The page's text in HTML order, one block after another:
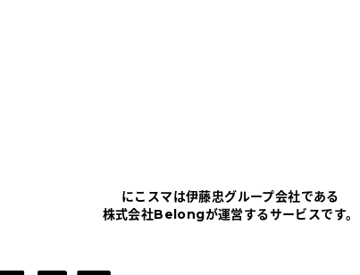
にこスマは伊藤忠グループ会社である
株式会社Belongが運営するサービスです。